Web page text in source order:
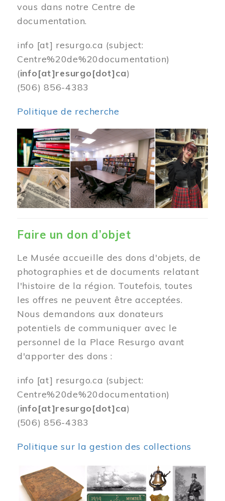
vous dans notre Centre de
documentation.
info [at] resurgo.ca (subject:
Centre%20de%20documentation)
(info[at]resurgo[dot]ca)
(506) 856-4383
Politique de recherche
Image
Faire un don d’objet
Le Musée accueille des dons d'objets, de
photographies et de documents relatant
l'histoire de la région. Toutefois, toutes
les offres ne peuvent être acceptées.
Nous demandons aux donateurs
potentiels de communiquer avec le
personnel de la Place Resurgo avant
d'apporter des dons :
info [at] resurgo.ca (subject:
Centre%20de%20documentation)
(info[at]resurgo[dot]ca)
(506) 856-4383
Politique sur la gestion des collections